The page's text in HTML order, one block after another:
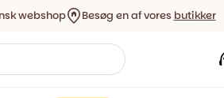
webshop Besøg en af vores butikker